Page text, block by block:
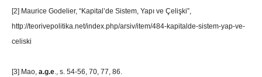
[2] Maurice Godelier, “Kapital’de Sistem, Yapı ve Çelişki”,
http://teorivepolitika.net/index.php/arsiv/item/484-kapitalde-sistem-yap-ve-
celiski
[3] Mao, a.g.e., s. 54-56, 70, 77, 86.